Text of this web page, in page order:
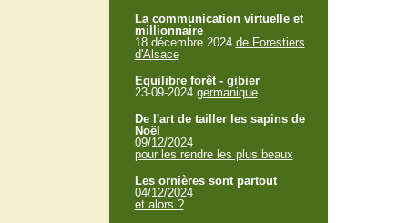
La communication virtuelle et
millionnaire
18 décembre 2024 de Forestiers
d'Alsace
Equilibre forêt - gibier
23-09-2024 germanique
De l'art de tailler les sapins de
Noël
09/12/2024
pour les rendre les plus beaux
Les ornières sont partout
04/12/2024
et alors ?